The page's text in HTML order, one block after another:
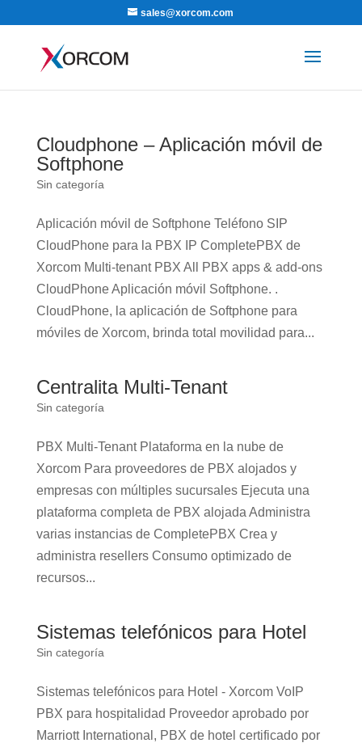
sales@xorcom.com
Cloudphone – Aplicación móvil de
Softphone
Sin categoría
Aplicación móvil de Softphone Teléfono SIP
CloudPhone para la PBX IP CompletePBX de
Xorcom Multi-tenant PBX All PBX apps & add-ons
CloudPhone Aplicación móvil Softphone. .
CloudPhone, la aplicación de Softphone para
móviles de Xorcom, brinda total movilidad para...
Centralita Multi-Tenant
Sin categoría
PBX Multi-Tenant Plataforma en la nube de
Xorcom Para proveedores de PBX alojados y
empresas con múltiples sucursales Ejecuta una
plataforma completa de PBX alojada Administra
varias instancias de CompletePBX Crea y
administra resellers Consumo optimizado de
recursos...
Sistemas telefónicos para Hotel
Sin categoría
Sistemas telefónicos para Hotel - Xorcom VoIP
PBX para hospitalidad Proveedor aprobado por
Marriott International, PBX de hotel certificado por